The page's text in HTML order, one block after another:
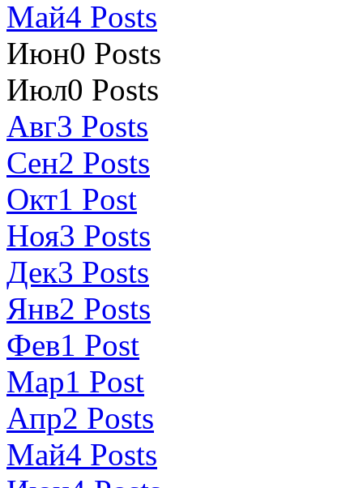
Май4 Posts
Июн0 Posts
Июл0 Posts
Авг3 Posts
Сен2 Posts
Окт1 Post
Ноя3 Posts
Дек3 Posts
Янв2 Posts
Фев1 Post
Мар1 Post
Апр2 Posts
Май4 Posts